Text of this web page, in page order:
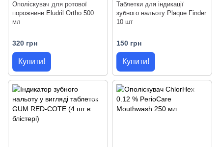
Ополіскувач для ротової
порожнини Eludril Ortho 500
мл
320 грн
Купити!
Таблетки для індикації
зубного нальоту Plaque Finder
10 шт
150 грн
Купити!